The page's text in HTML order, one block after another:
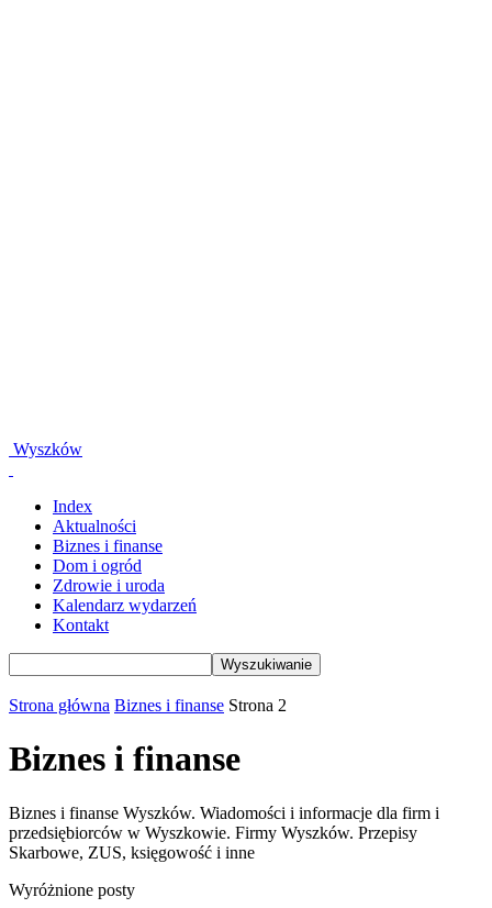
Wyszków
Index
Aktualności
Biznes i finanse
Dom i ogród
Zdrowie i uroda
Kalendarz wydarzeń
Kontakt
Strona główna Biznes i finanse Strona 2
Biznes i finanse
Biznes i finanse Wyszków. Wiadomości i informacje dla firm i
przedsiębiorców w Wyszkowie. Firmy Wyszków. Przepisy
Skarbowe, ZUS, księgowość i inne
Wyróżnione posty